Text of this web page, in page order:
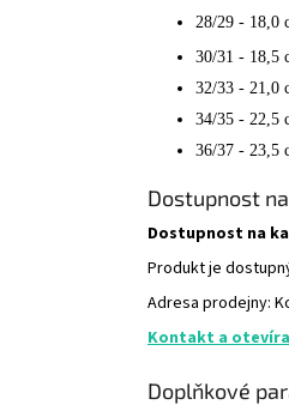
28/29 - 18,0
30/31 - 18,5
32/33 - 21,0
34/35 - 22,5
36/37 - 23,5
Dostupnost
Dostupnost na
Produkt je
Adresa prodejny:
Kontakt a
Doplňkové